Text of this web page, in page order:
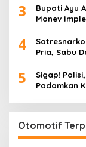
3
Bupati Ayu
Monev
4
Pria, Sabu
5
Sigap!
Padamkan
Otomotif